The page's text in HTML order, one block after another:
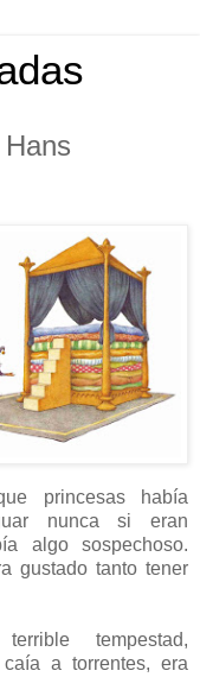
princesas había
nunca si eran
algo sospechoso.
gustado tanto tener
tempestad,
a torrentes, era